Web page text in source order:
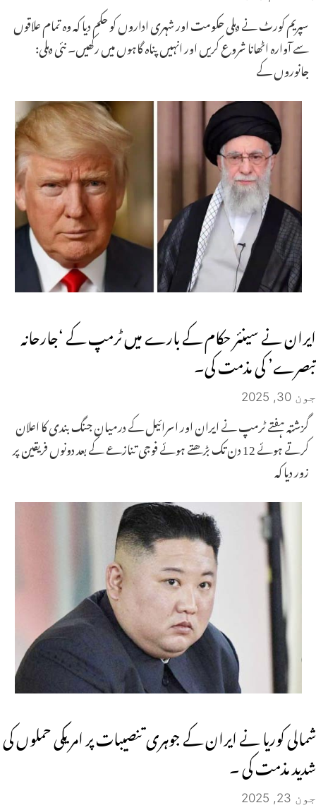
سپریم کورٹ نے دہلی حکومت اور شہری اداروں کو حکم دیا کہ وہ تمام علاقوں
سے آوارہ اٹھانا شروع کریں اور انہیں پناہ گاہوں میں رکھیں۔ نئی دہلی:
جانوروں کے
ایران نے سینئر حکام کے بارے میں ٹرمپ کے ‘جارحانہ
تبصرے’ کی مذمت کی۔
جون 30, 2025
گزشتہ ہفتے ٹرمپ نے ایران اور اسرائیل کے درمیان جنگ بندی کا اعلان
کرتے ہوئے 12 دن تک بڑھتے ہوئے فوجی تنازعے کے بعد دونوں فریقین پر
زور دیا کہ
شمالی کوریا نے ایران کے جوہری تنصیبات پر امریکی حملوں کی
شدید مذمت کی ۔
جون 23, 2025